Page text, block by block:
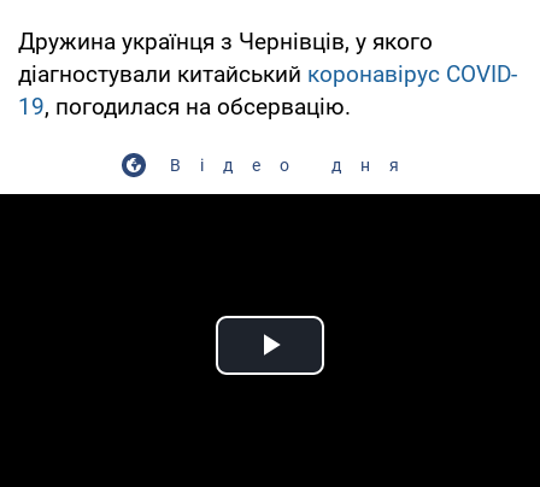
Дружина українця з Чернівців, у якого
діагностували китайський коронавірус COVID-
19, погодилася на обсервацію.
Відео дня
Play Video